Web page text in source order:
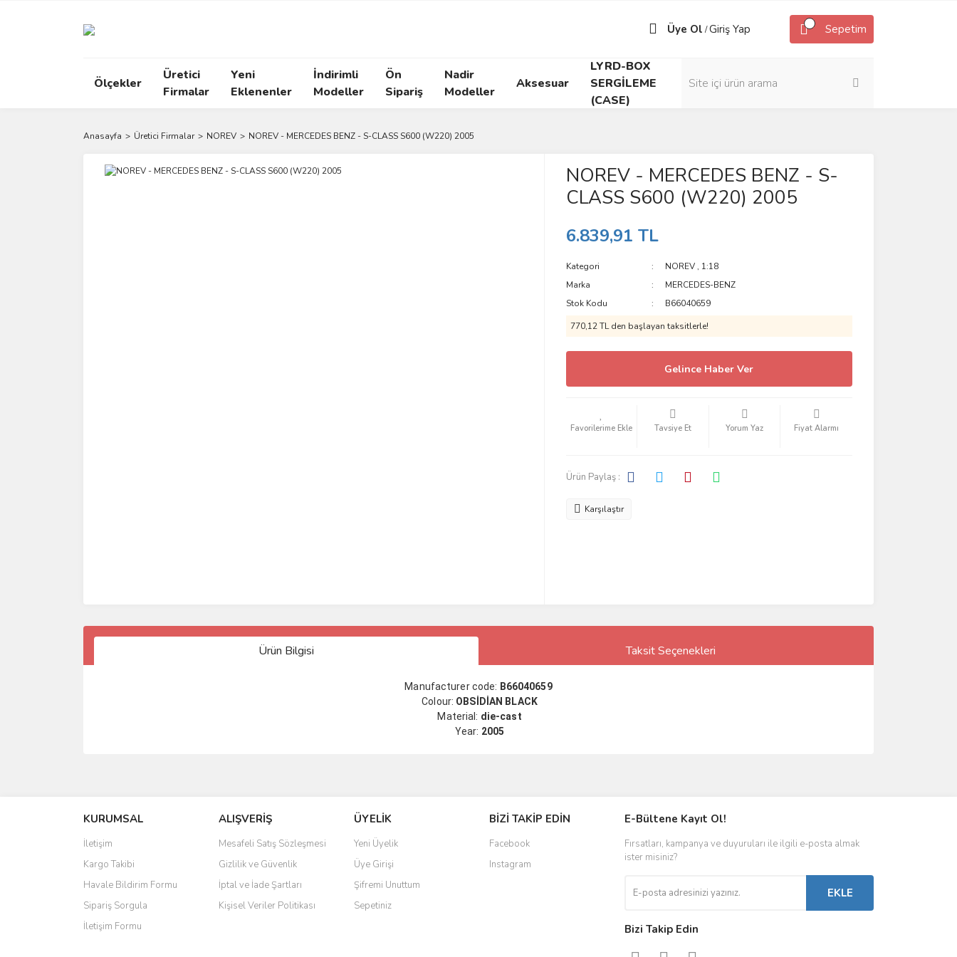
Üye Ol /Giriş Yap Sepetim
Ölçekler
Üretici
Firmalar
Yeni
Eklenenler
İndirimli
Modeller
Ön
Sipariş
Nadir
Modeller
Aksesuar
LYRD-BOX
SERGİLEME
(CASE)
Anasayfa Üretici Firmalar NOREV NOREV - MERCEDES BENZ - S-CLASS S600 (W220) 2005
NOREV - MERCEDES BENZ - S-
CLASS S600 (W220) 2005
6.839,91 TL
Kategori NOREV , 1:18
Marka
MERCEDES-BENZ
Stok Kodu
B66040659
770,12 TL den başlayan taksitlerle!
Gelince Haber Ver
Tavsiye Et Yorum Yaz Fiyat Alarmı
Ürün Paylaş :
Karşılaştır
Ürün Bilgisi Taksit Seçenekleri
Manufacturer code: B66040659
Colour: OBSİDİAN BLACK
Material: die-cast
Year: 2005
KURUMSAL
İletişim
Kargo Takibi
Havale Bildirim Formu
Sipariş Sorgula
İletişim Formu
ALIŞVERİŞ
Mesafeli Satış Sözleşmesi
Gizlilik ve Güvenlik
İptal ve İade Şartları
Kişisel Veriler Politikası
ÜYELİK
Yeni Üyelik
Üye Girişi
Şifremi Unuttum
Sepetiniz
BİZİ TAKİP EDİN
Facebook
Instagram
E-Bültene Kayıt Ol!
Fırsatları, kampanya ve duyuruları ile ilgili e-posta almak
ister misiniz?
EKLE
Bizi Takip Edin